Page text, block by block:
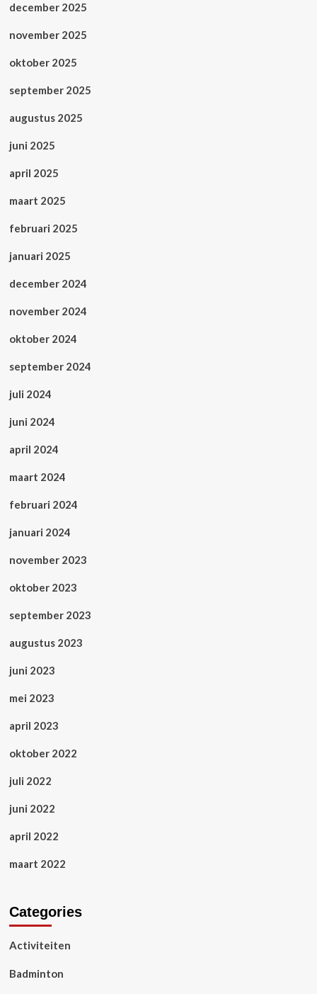
december 2025
november 2025
oktober 2025
september 2025
augustus 2025
juni 2025
april 2025
maart 2025
februari 2025
januari 2025
december 2024
november 2024
oktober 2024
september 2024
juli 2024
juni 2024
april 2024
maart 2024
februari 2024
januari 2024
november 2023
oktober 2023
september 2023
augustus 2023
juni 2023
mei 2023
april 2023
oktober 2022
juli 2022
juni 2022
april 2022
maart 2022
Categories
Activiteiten
Badminton